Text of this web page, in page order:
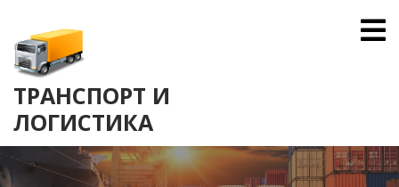
content
ТРАНСПОРТ И
ЛОГИСТИКА